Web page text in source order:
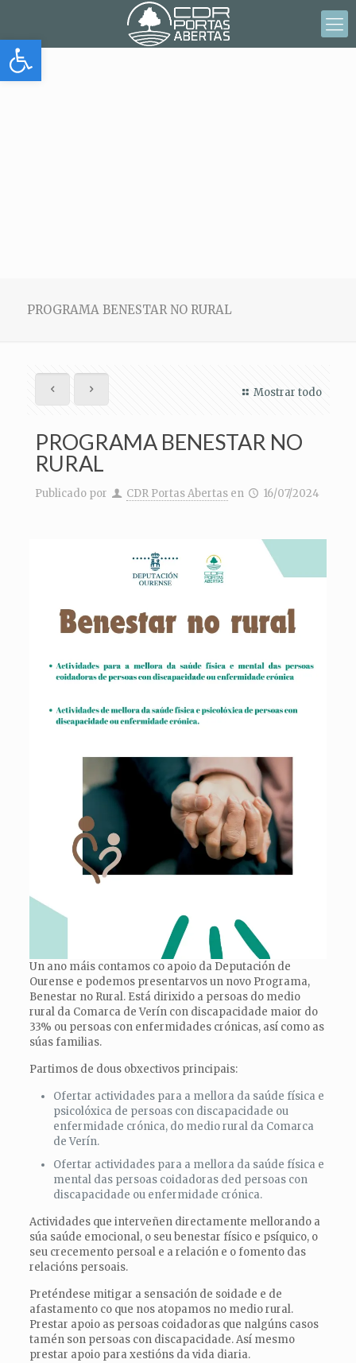
Abrir barra de herramientas
PROGRAMA BENESTAR NO RURAL
Mostrar todo
PROGRAMA BENESTAR NO
RURAL
Publicado por CDR Portas Abertas en 16/07/2024
Un ano máis contamos co apoio da Deputación de
Ourense e podemos presentarvos un novo Programa,
Benestar no Rural. Está dirixido a persoas do medio
rural da Comarca de Verín con discapacidade maior do
33% ou persoas con enfermidades crónicas, así como as
súas familias.
Partimos de dous obxectivos principais:
Ofertar actividades para a mellora da saúde física e
psicolóxica de persoas con discapacidade ou
enfermidade crónica, do medio rural da Comarca
de Verín.
Ofertar actividades para a mellora da saúde física e
mental das persoas coidadoras ded persoas con
discapacidade ou enfermidade crónica.
Actividades que interveñen directamente mellorando a
súa saúde emocional, o seu benestar físico e psíquico, o
seu crecemento persoal e a relación e o fomento das
relacións persoais.
Preténdese mitigar a sensación de soidade e de
afastamento co que nos atopamos no medio rural.
Prestar apoio as persoas coidadoras que nalgúns casos
tamén son persoas con discapacidade. Así mesmo
prestar apoio para xestións da vida diaria.